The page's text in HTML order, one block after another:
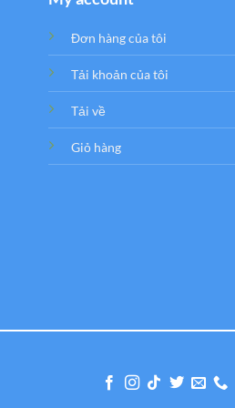
Đơn hàng của tôi
Tải khoản của tôi
Tải về
Giỏ hàng